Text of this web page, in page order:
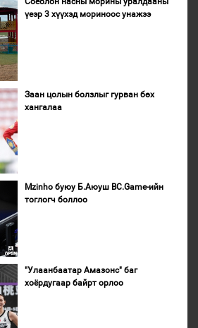
үеэр 3 хүүхэд мориноос унажээ
Заан цолын болзлыг гурван бөх
хангалаа
Mzinho буюу Б.Аюуш BC.Game-ийн
тоглогч боллоо
"Улаанбаатар Амазонс" баг
хоёрдугаар байрт орлоо